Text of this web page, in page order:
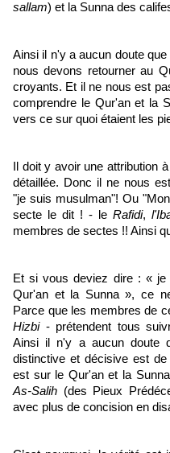
sallam) et la Sunna des
Ainsi il n'y a aucun doute
nous devons retourner au
croyants. Et il ne nous est
comprendre le Qur'an et la
vers ce sur quoi étaient les
Il doit y avoir une attribution
détaillée. Donc il ne nous
"je suis musulman"! Ou "Mon
secte le dit ! - le Rafidi,
membres de sectes !! Ainsi
Et si vous deviez dire : «
Qur'an et la Sunna », ce
Parce que les membres de
Hizbi- prétendent tous
Ainsi il n'y a aucun doute
distinctive et décisive est
est sur le Qur'an et la
As-Salih (des Pieux
avec plus de concision en